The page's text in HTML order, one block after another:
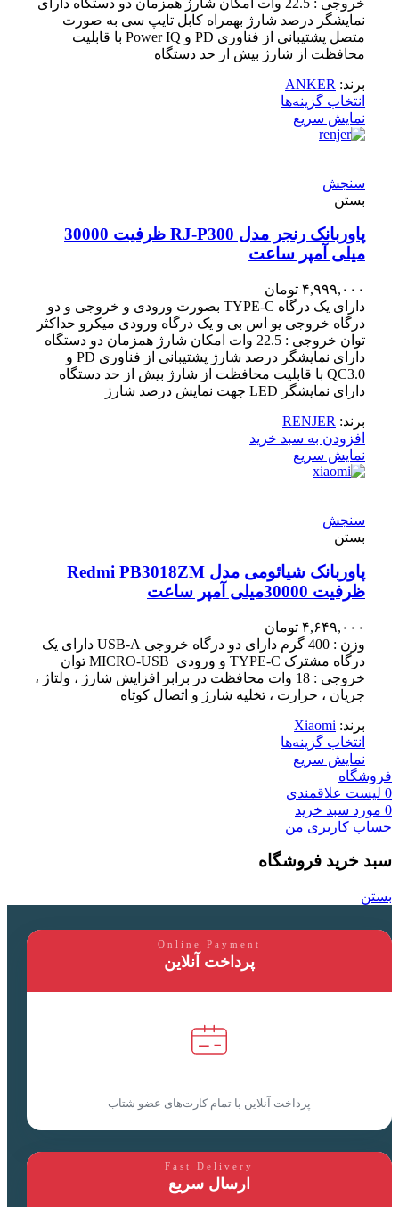
نمایشگر درصد شارژ بهمراه کابل تایپ سی به صورت
متصل پشتیبانی از فناوری PD و Power IQ با قابلیت
محافظت از شارژ بیش از حد دستگاه
برند: ANKER
انتخاب گزینه‌ها
نمایش سریع
سنجش
بستن
پاوربانک رنجر مدل RJ-P300 ظرفیت 30000
میلی آمپر ساعت
۴,۹۹۹,۰۰۰ تومان
دارای یک درگاه TYPE-C بصورت ورودی و خروجی و دو
درگاه خروجی یو اس بی و یک درگاه ورودی میکرو حداکثر
توان خروجی : 22.5 وات امکان شارژ همزمان دو دستگاه
دارای نمایشگر درصد شارژ پشتیبانی از فناوری PD و
QC3.0 با قابلیت محافظت از شارژ بیش از حد دستگاه
دارای نمایشگر LED جهت نمایش درصد شارژ
برند: RENJER
افزودن به سبد خرید
نمایش سریع
سنجش
بستن
پاوربانک شیائومی مدل Redmi PB3018ZM
ظرفیت 30000میلی آمپر ساعت
۴,۶۴۹,۰۰۰ تومان
وزن : 400 گرم دارای دو درگاه خروجی USB-A دارای یک
درگاه مشترک TYPE-C و ورودی MICRO-USB توان
خروجی : 18 وات محافظت در برابر افزایش شارژ ، ولتاژ ،
جریان ، حرارت ، تخلیه شارژ و اتصال کوتاه
برند: Xiaomi
انتخاب گزینه‌ها
نمایش سریع
فروشگاه
0 لیست علاقمندی
0 مورد سبد خرید
حساب کاربری من
سبد خرید فروشگاه
بستن
Online Payment
پرداخت آنلاین
پرداخت آنلاین با تمام کارت‌های عضو شتاب
Fast Delivery
ارسال سریع